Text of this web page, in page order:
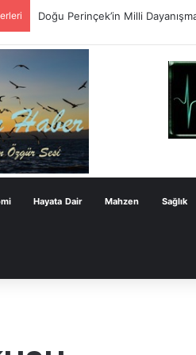
Doğu Perinçek’in Milli
Hayata Dair Mahzen Sağlık